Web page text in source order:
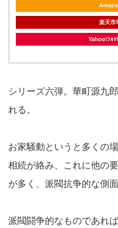
楽天市
Yahoo!ｼｮｯ
シリーズ六弾。華町源九
れる。
お家騒動というと多くの
相続が絡み、これに他の
が多く、派閥抗争的な側
派閥闘争的なものであれ